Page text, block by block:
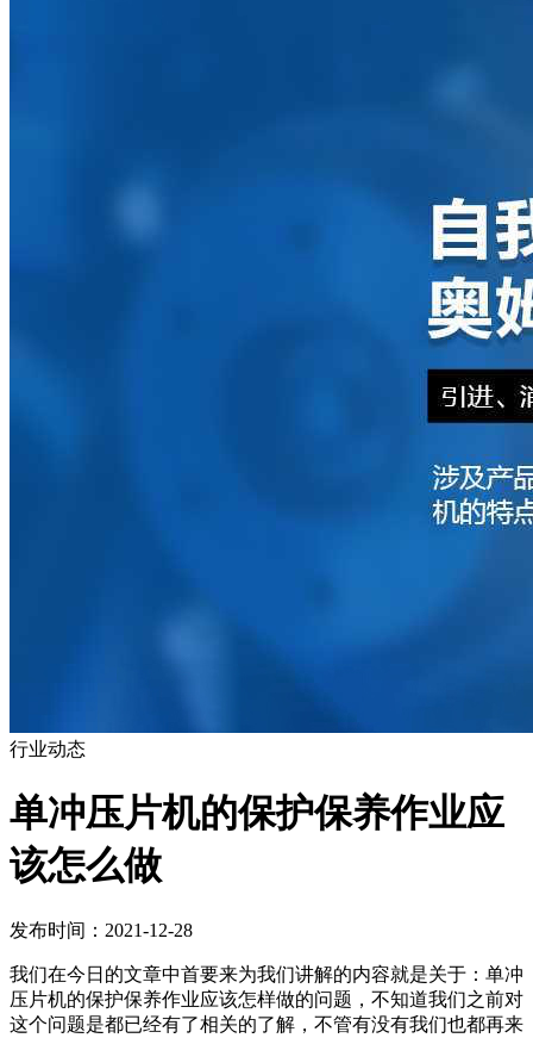
行业动态
单冲压片机的保护保养作业应
该怎么做
发布时间：2021-12-28
我们在今日的文章中首要来为我们讲解的内容就是关于：单冲
压片机的保护保养作业应该怎样做的问题，不知道我们之前对
这个问题是都已经有了相关的了解，不管有没有我们也都再来